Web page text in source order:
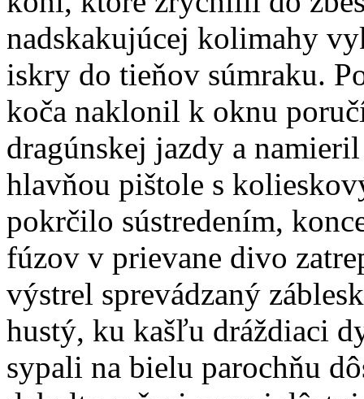
nadskakujúcej kolimahy
iskry do tieňov súmraku.
koča naklonil k oknu
dragúnskej jazdy a
hlavňou pištole s
pokrčilo sústredením,
fúzov v prievane divo
výstrel sprevádzaný
hustý, ku kašľu dráždiaci
sypali na bielu parochňu